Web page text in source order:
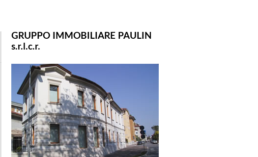
GRUPPO IMMOBILIARE PAULIN
s.r.l.c.r.